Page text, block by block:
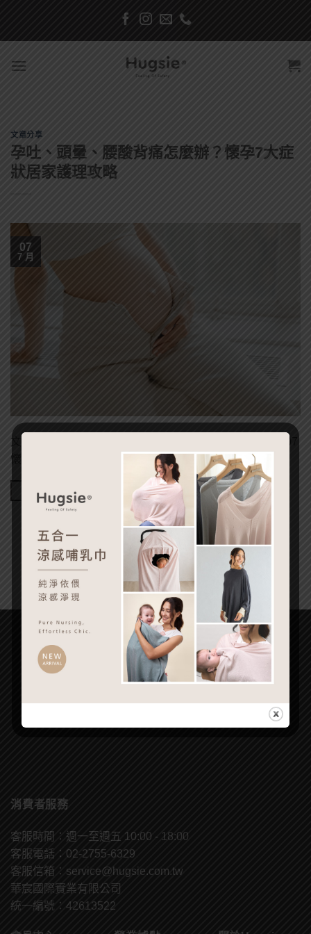
content
文章分享
孕吐、頭暈、腰酸背痛怎麼辦？懷孕7大症
狀居家護理攻略
07
7 月
文章出處：嬰兒與母親 作者： 戴筠 發表日期：2022-05-07
懷孕固然令人開心，但伴隨而來的症狀往往讓人 […]
Continue reading
消費者服務
客服時間：週一至週五 10:00 - 18:00
客服電話：02-2755-6329
客服信箱： service@hugsie.com.tw
華宸國際實業有限公司
統一編號：42613522